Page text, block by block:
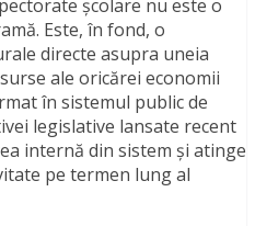
școlare nu este o
Este, în fond, o
directe asupra uneia
ale oricărei economii
în sistemul public de
legislative lansate recent
internă din sistem și atinge
pe termen lung al